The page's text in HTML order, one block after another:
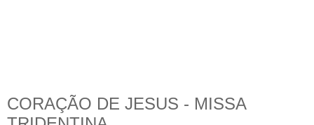
CORAÇÃO DE JESUS - MISSA